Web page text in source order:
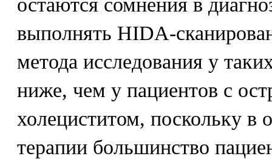
остаются сомнения в
выполнять HIDA-
метода исследования у
ниже, чем у пациентов с
холециститом, поскольку в
терапии большинство